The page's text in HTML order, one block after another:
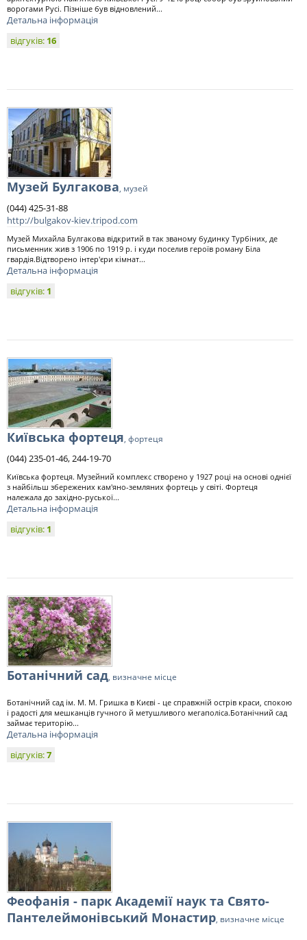
ворогами Русі. Пізніше був відновлений...
Детальна інформація
відгуків: 16
Музей Булгакова, музей
(044) 425-31-88
http://bulgakov-kiev.tripod.com
Музей Михайла Булгакова відкритий в так званому будинку Турбіних, де
письменник жив з 1906 по 1919 р. і куди поселив героїв роману Біла
гвардія.Відтворено інтер'єри кімнат...
Детальна інформація
відгуків: 1
Київська фортеця, фортеця
(044) 235-01-46, 244-19-70
Київська фортеця. Музейний комплекс створено у 1927 році на основі однієї
з найбільш збережених кам'яно-земляних фортець у світі. Фортеця
належала до західно-руської...
Детальна інформація
відгуків: 1
Ботанічний сад, визначне місце
Ботанічний сад ім. М. М. Гришка в Києві - це справжній острів краси, спокою
і радості для мешканців гучного й метушливого мегаполіса.Ботанічний сад
займає територію...
Детальна інформація
відгуків:7
Феофанія - парк Академії наук та Свято-
Пантелеймонівський Монастир, визначне місце